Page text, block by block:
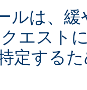
ルは、
エスト
定する